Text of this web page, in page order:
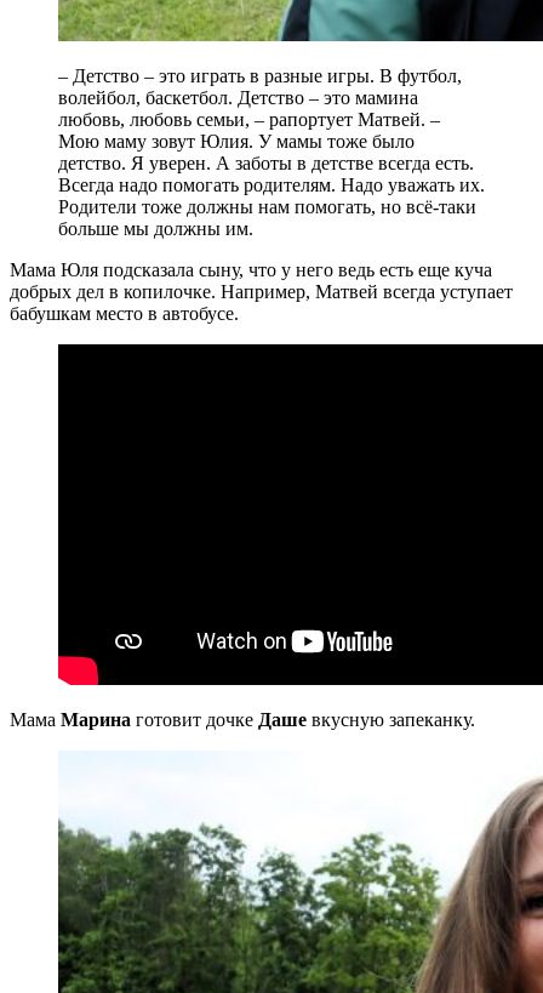
– Детство – это играть в разные игры. В футбол,
волейбол, баскетбол. Детство – это мамина
любовь, любовь семьи, – рапортует Матвей. –
Мою маму зовут Юлия. У мамы тоже было
детство. Я уверен. А заботы в детстве всегда есть.
Всегда надо помогать родителям. Надо уважать их.
Родители тоже должны нам помогать, но всё-таки
больше мы должны им.
Мама Юля подсказала сыну, что у него ведь есть еще куча
добрых дел в копилочке. Например, Матвей всегда уступает
бабушкам место в автобусе.
Мама Марина готовит дочке Даше вкусную запеканку.